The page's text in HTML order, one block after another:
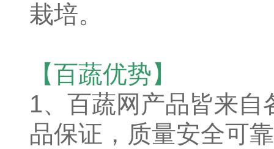
栽培。
【百蔬优势】
1、 百蔬网产品皆来自
品保证，质量安全可靠